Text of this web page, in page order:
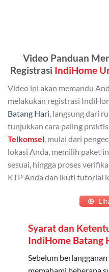
Bisa Dibagi Hingga 5
Admin dapat
keluarga atau teman
Berlaku Nasional
Kuota keluarga bisa
untuk jaringan 2G, 3G,
Tidak Berlaku untuk
Daftarkan Anggota:
Bagikan Kuota:
Video Panduan
Registrasi IndiHome
Video ini akan memandu
melakukan registrasi
Batang Hari , langsung dari
tunjukkan cara paling
Telkomsel , mulai dari
lokasi Anda, memilih paket
sesuai, hingga proses
KTP Anda dan ikuti tutorial
Syarat dan
IndiHome Batang
Sebelum